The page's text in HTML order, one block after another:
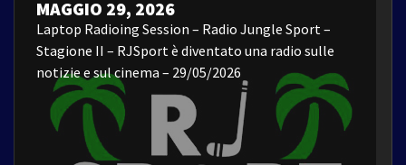
MAGGIO 29, 2026
Laptop Radioing Session – Radio Jungle Sport –
Stagione II – RJSport è diventato una radio sulle
notizie e sul cinema – 29/05/2026